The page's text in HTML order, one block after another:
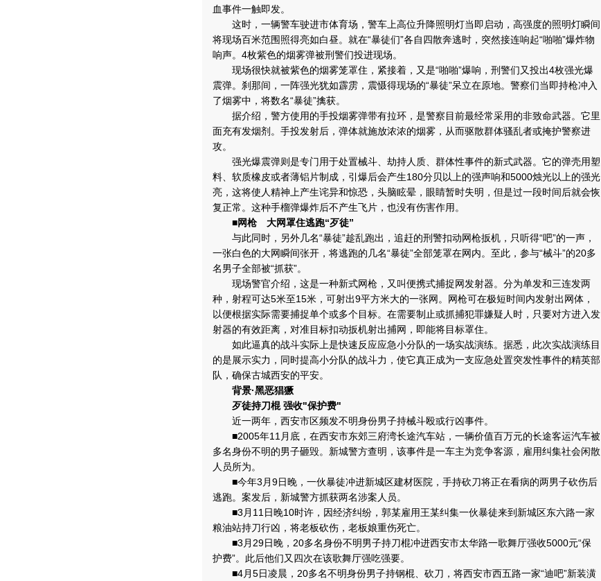
血事件一触即发。
这时，一辆警车驶进市体育场，警车上高位升降照明灯当即启动，高强度的照明灯瞬间
将现场百米范围照得亮如白昼。就在“暴徒们”各自四散奔逃时，突然接连响起“啪啪”爆炸物
响声。4枚紫色的烟雾弹被刑警们投进现场。
现场很快就被紫色的烟雾笼罩住，紧接着，又是“啪啪”爆响，刑警们又投出4枚强光爆
震弹。刹那间，一阵强光犹如霹雳，震慑得现场的“暴徒”呆立在原地。警察们当即持枪冲入
了烟雾中，将数名“暴徒”擒获。
据介绍，警方使用的手投烟雾弹带有拉环，是警察目前最经常采用的非致命武器。它里
面充有发烟剂。手投发射后，弹体就施放浓浓的烟雾，从而驱散群体骚乱者或掩护警察进
攻。
强光爆震弹则是专门用于处置械斗、劫持人质、群体性事件的新式武器。它的弹壳用塑
料、软质橡皮或者薄铝片制成，引爆后会产生180分贝以上的强声响和5000烛光以上的强光
亮，这将使人精神上产生诧异和惊恐，头脑眩晕，眼睛暂时失明，但是过一段时间后就会恢
复正常。这种手榴弹爆炸后不产生飞片，也没有伤害作用。
■网枪 大网罩住逃跑“歹徒”
与此同时，另外几名“暴徒”趁乱跑出，追赶的刑警扣动网枪扳机，只听得“吧”的一声，
一张白色的大网瞬间张开，将逃跑的几名“暴徒”全部笼罩在网内。至此，参与“械斗”的20多
名男子全部被“抓获”。
现场警官介绍，这是一种新式网枪，又叫便携式捕捉网发射器。分为单发和三连发两
种，射程可达5米至15米，可射出9平方米大的一张网。网枪可在极短时间内发射出网体，
以便根据实际需要捕捉单个或多个目标。在需要制止或抓捕犯罪嫌疑人时，只要对方进入发
射器的有效距离，对准目标扣动扳机射出捕网，即能将目标罩住。
如此逼真的战斗实际上是快速反应应急小分队的一场实战演练。据悉，此次实战演练目
的是展示实力，同时提高小分队的战斗力，使它真正成为一支应急处置突发性事件的精英部
队，确保古城西安的平安。
背景·黑恶猖獗
歹徒持刀棍 强收"保护费"
近一两年，西安市区频发不明身份男子持械斗殴或行凶事件。
■2005年11月底，在西安市东郊三府湾长途汽车站，一辆价值百万元的长途客运汽车被
多名身份不明的男子砸毁。新城警方查明，该事件是一车主为竞争客源，雇用纠集社会闲散
人员所为。
■今年3月9日晚，一伙暴徒冲进新城区建材医院，手持砍刀将正在看病的两男子砍伤后
逃跑。案发后，新城警方抓获两名涉案人员。
■3月11日晚10时许，因经济纠纷，郭某雇用王某纠集一伙暴徒来到新城区东六路一家
粮油站持刀行凶，将老板砍伤，老板娘重伤死亡。
■3月29日晚，20多名身份不明男子持刀棍冲进西安市太华路一歌舞厅强收5000元“保
护费”。此后他们又四次在该歌舞厅强吃强要。
■4月5日凌晨，20多名不明身份男子持钢棍、砍刀，将西安市西五路一家“迪吧”新装潢